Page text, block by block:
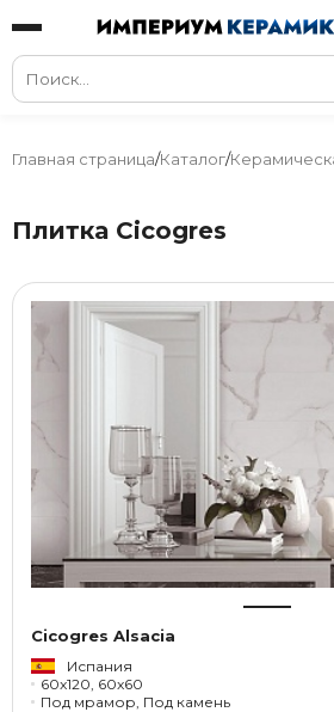
Главная страница/Каталог/
Плитка Cicogres
Cicogres Alsacia
Испания
60x120, 60x60
Под мрамор, Под камень